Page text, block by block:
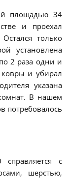
площадью 34
и проехал
только
установлена
2 раза одни и
ковры и убирал
указана
В нашем
потребовалось
с
шерстью,